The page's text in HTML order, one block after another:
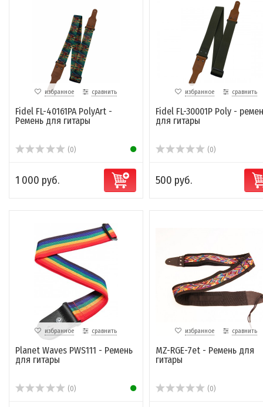
избранное сравнить
Fidel FL-40161PA PolyArt -
Ремень для гитары
(0)
1 000 руб.
избранное сравнить
Fidel FL-30001P Poly -
для гитары
(0)
500 руб.
избранное сравнить
Planet Waves PWS111 - Ремень
для гитары
(0)
избранное сравнить
MZ-RGЕ-7et - Ремень для
гитары
(0)